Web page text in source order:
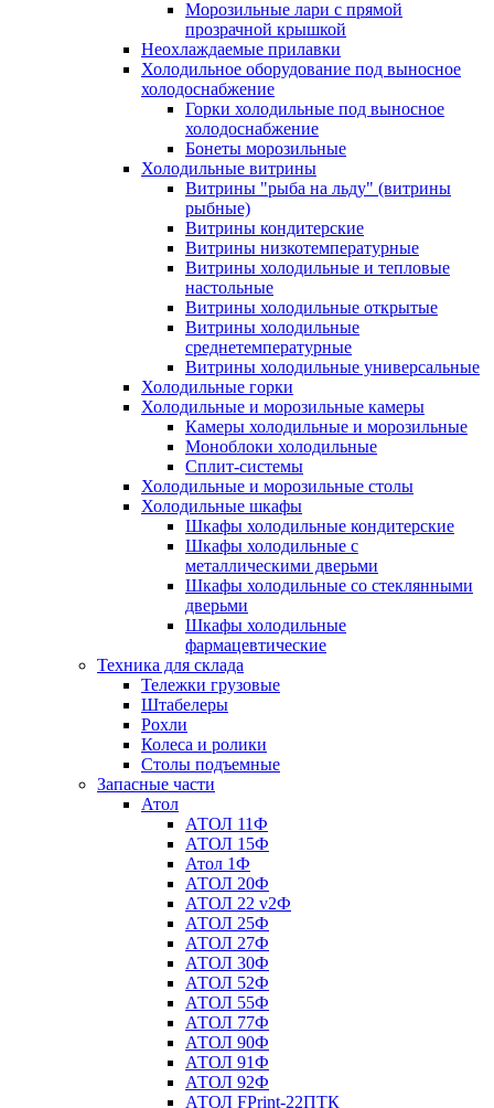
Морозильные лари с прямой
прозрачной крышкой
Неохлаждаемые прилавки
Холодильное оборудование под выносное
холодоснабжение
Горки холодильные под выносное
холодоснабжение
Бонеты морозильные
Холодильные витрины
Витрины "рыба на льду" (витрины
рыбные)
Витрины кондитерские
Витрины низкотемпературные
Витрины холодильные и тепловые
настольные
Витрины холодильные открытые
Витрины холодильные
среднетемпературные
Витрины холодильные универсальные
Холодильные горки
Холодильные и морозильные камеры
Камеры холодильные и морозильные
Моноблоки холодильные
Сплит-системы
Холодильные и морозильные столы
Холодильные шкафы
Шкафы холодильные кондитерские
Шкафы холодильные с
металлическими дверьми
Шкафы холодильные со стеклянными
дверьми
Шкафы холодильные
фармацевтические
Техника для склада
Тележки грузовые
Штабелеры
Рохли
Колеса и ролики
Столы подъемные
Запасные части
Атол
АТОЛ 11Ф
АТОЛ 15Ф
Атол 1Ф
АТОЛ 20Ф
АТОЛ 22 v2Ф
АТОЛ 25Ф
АТОЛ 27Ф
АТОЛ 30Ф
АТОЛ 52Ф
АТОЛ 55Ф
АТОЛ 77Ф
АТОЛ 90Ф
АТОЛ 91Ф
АТОЛ 92Ф
АТОЛ FPrint-22ПТК